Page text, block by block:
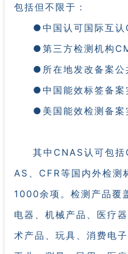
包括但不限于：
●中国认可国际互认
●第三方检测机构
●所在地发改备案公
●中国能效标签备案
●美国能效检测备案
其中CNAS认可包括
AS、CFR等国内外检测
1000余项。检测产品覆
电器、机械产品、医疗
术产品、玩具、消费电